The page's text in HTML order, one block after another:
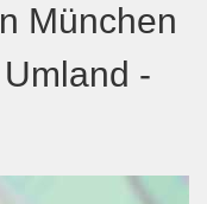
München
-